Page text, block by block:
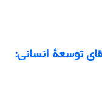
توسعۀ انسانی: